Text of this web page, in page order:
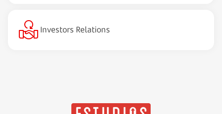
Investors Relations